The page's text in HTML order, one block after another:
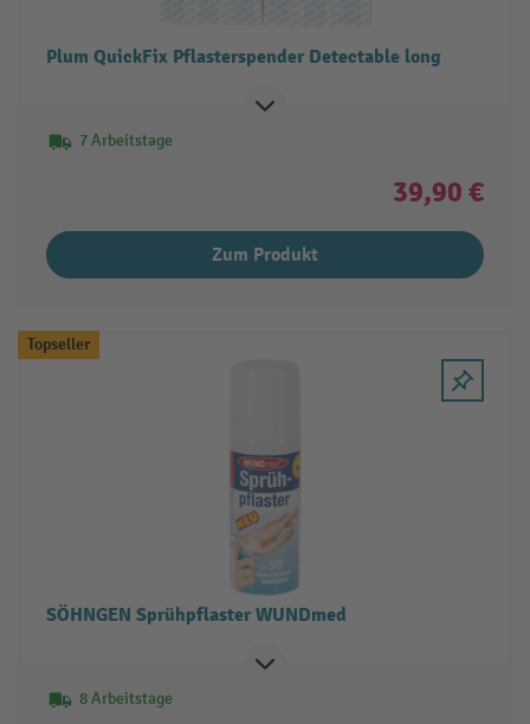
Plum QuickFix Pflasterspender Detectable long
7 Arbeitstage
39,90 €
Zum Produkt
Topseller
SÖHNGEN Sprühpflaster WUNDmed
8 Arbeitstage